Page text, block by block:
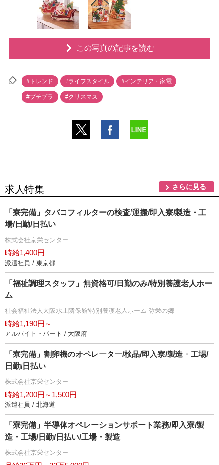
この写真の記事を読む
#トレンド #ライフスタイル #インテリア・家電
#プチプラ #クリスマス
求人特集 さらに見る
「寮完備」タバコフィルターの検査/運搬/即入寮/製造・工
場/日勤/日払い
株式会社京栄センター
時給1,400円
派遣社員 / 東京都
「福祉調理スタッフ」無資格可/日勤のみ/特別養護老人ホー
ム
社会福祉法人大阪水上隣保館/特別養護老人ホーム 弥栄の郷
時給1,190円～
アルバイト・パート / 大阪府
「寮完備」割卵機のオペレーター/検品/即入寮/製造・工場/
日勤/日払い
株式会社京栄センター
時給1,200円～1,500円
派遣社員 / 北海道
「寮完備」半導体オペレーションサポート業務/即入寮/製
造・工場/日勤/日払い/工場・製造
株式会社京栄センター